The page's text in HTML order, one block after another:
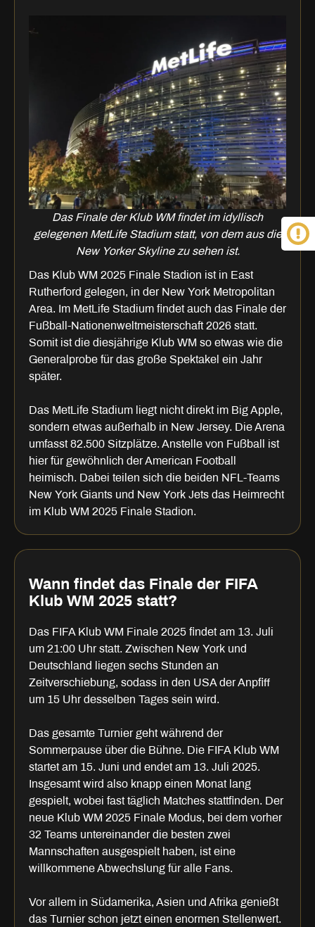
Das Finale der Klub WM findet im idyllisch
gelegenen MetLife Stadium statt, von dem aus die
New Yorker Skyline zu sehen ist.
Das Klub WM 2025 Finale Stadion ist in East
Rutherford gelegen, in der New York Metropolitan
Area. Im MetLife Stadium findet auch das Finale der
Fußball-Nationenweltmeisterschaft 2026 statt.
Somit ist die diesjährige Klub WM so etwas wie die
Generalprobe für das große Spektakel ein Jahr
später.
Das MetLife Stadium liegt nicht direkt im Big Apple,
sondern etwas außerhalb in New Jersey. Die Arena
umfasst 82.500 Sitzplätze. Anstelle von Fußball ist
hier für gewöhnlich der American Football
heimisch. Dabei teilen sich die beiden NFL-Teams
New York Giants und New York Jets das Heimrecht
im Klub WM 2025 Finale Stadion.
Wann findet das Finale der FIFA
Klub WM 2025 statt?
Das FIFA Klub WM Finale 2025 findet am 13. Juli
um 21:00 Uhr statt. Zwischen New York und
Deutschland liegen sechs Stunden an
Zeitverschiebung, sodass in den USA der Anpfiff
um 15 Uhr desselben Tages sein wird.
Das gesamte Turnier geht während der
Sommerpause über die Bühne. Die FIFA Klub WM
startet am 15. Juni und endet am 13. Juli 2025.
Insgesamt wird also knapp einen Monat lang
gespielt, wobei fast täglich Matches stattfinden. Der
neue Klub WM 2025 Finale Modus, bei dem vorher
32 Teams untereinander die besten zwei
Mannschaften ausgespielt haben, ist eine
willkommene Abwechslung für alle Fans.
Vor allem in Südamerika, Asien und Afrika genießt
das Turnier schon jetzt einen enormen Stellenwert.